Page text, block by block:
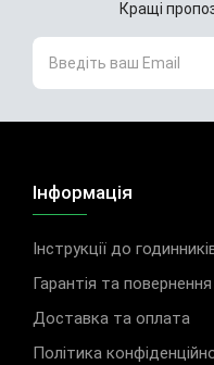
Кращі
Інформація
Інструкції до
Гарантія та повернення
Доставка та оплата
Політика